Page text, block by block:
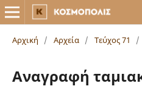
Αρχική / Αρχεία / Τεύχος 71 /
Αναγραφή